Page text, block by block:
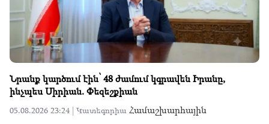
Նրանք կարծում էին՝ 48 ժամում կգրավեն Իրանը,
ինչպես Սիրիան. Փեզեշքիան
05.08.2026 23:24 | Կատեգորիա Համաշխարհային